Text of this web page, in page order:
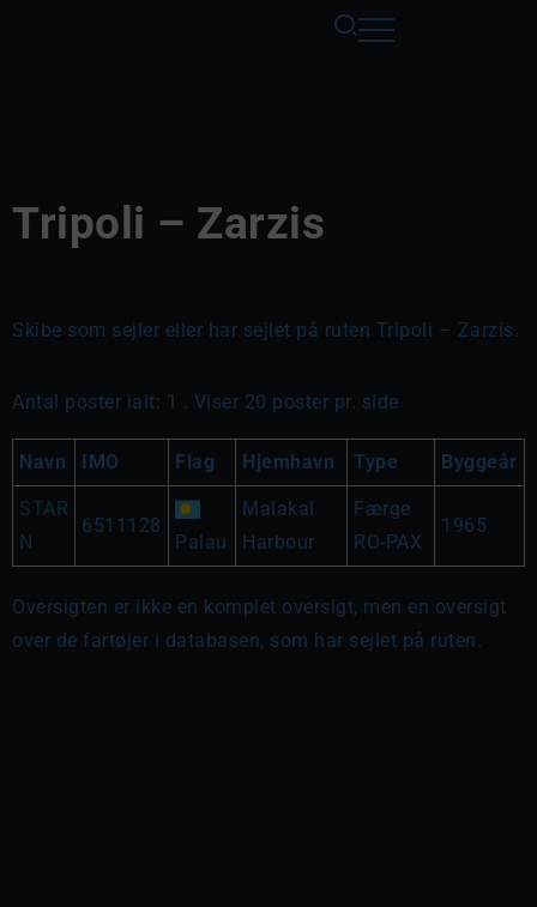
Tripoli – Zarzis
Skibe som sejler eller har sejlet på ruten Tripoli – Zarzis.
Antal poster ialt: 1 . Viser 20 poster pr. side
Navn IMO Flag Hjemhavn Type Byggeår
STAR
N
6511128
Palau
Malakal
Harbour
Færge
RO-PAX
1965
Oversigten er ikke en komplet oversigt, men en oversigt
over de fartøjer i databasen, som har sejlet på ruten.